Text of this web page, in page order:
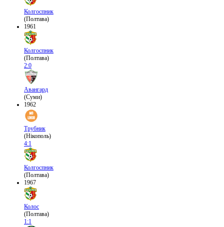
Колгоспник
(Полтава)
1961
Колгоспник
(Полтава)
2:0
Авангард
(Суми)
1962
Трубник
(Нікополь)
4:1
Колгоспник
(Полтава)
1967
Колос
(Полтава)
1:1